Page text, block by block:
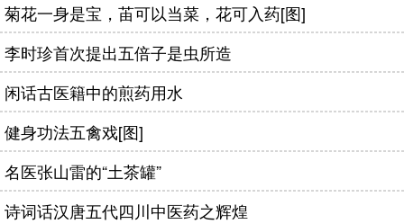
菊花一身是宝，苖可以当菜，花可入药[图]
李时珍首次提出五倍子是虫所造
闲话古医籍中的煎药用水
健身功法五禽戏[图]
名医张山雷的“土茶罐”
诗词话汉唐五代四川中医药之辉煌